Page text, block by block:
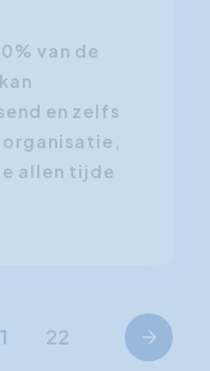
van de
en zelfs
allen tijde
22 Volgende